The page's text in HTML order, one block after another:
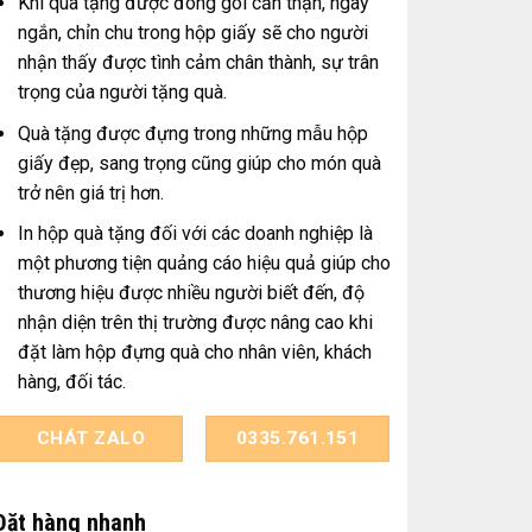
ngắn, chỉn chu trong hộp giấy sẽ cho người
nhận thấy được tình cảm chân thành, sự trân
trọng của người tặng quà.
Quà tặng được đựng trong những mẫu hộp
giấy đẹp, sang trọng cũng giúp cho món quà
trở nên giá trị hơn.
In hộp quà tặng đối với các doanh nghiệp là
một phương tiện quảng cáo hiệu quả giúp cho
thương hiệu được nhiều người biết đến, độ
nhận diện trên thị trường được nâng cao khi
đặt làm hộp đựng quà cho nhân viên, khách
hàng, đối tác.
CHÁT ZALO 0335.761.151
hàng nhanh